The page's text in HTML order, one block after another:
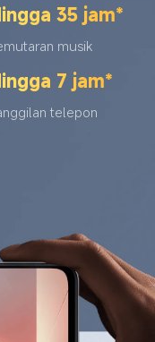
35 jam*
musik
7 jam*
telepon